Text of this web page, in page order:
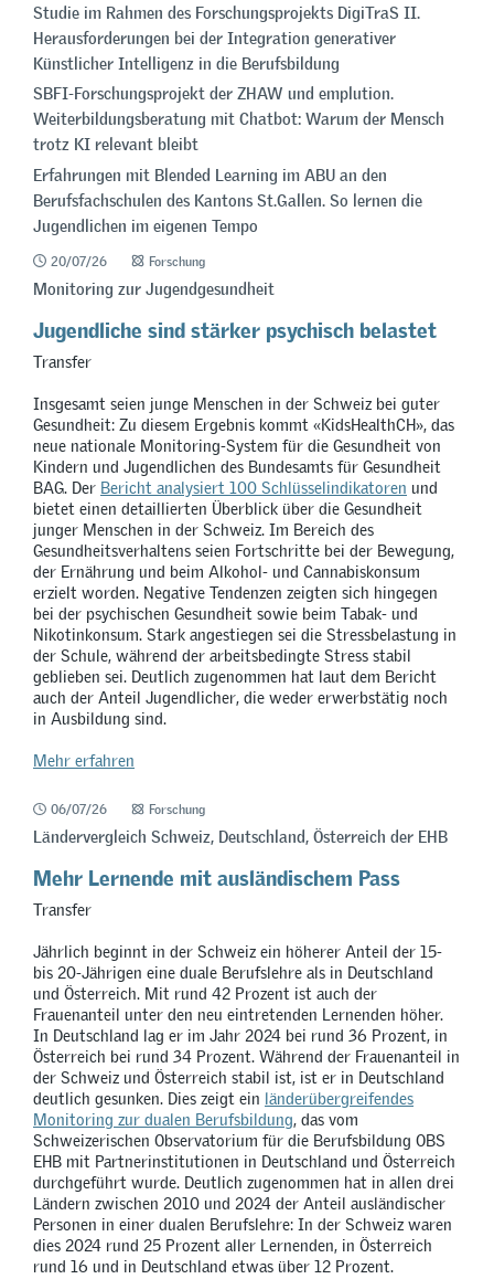
Studie im Rahmen des Forschungsprojekts DigiTraS II.
Herausforderungen bei der Integration generativer
Künstlicher Intelligenz in die Berufsbildung
SBFI-Forschungsprojekt der ZHAW und emplution.
Weiterbildungsberatung mit Chatbot: Warum der Mensch
trotz KI relevant bleibt
Erfahrungen mit Blended Learning im ABU an den
Berufsfachschulen des Kantons St.Gallen. So lernen die
Jugendlichen im eigenen Tempo
20/07/26 Forschung
Monitoring zur Jugendgesundheit
Jugendliche sind stärker psychisch belastet
Transfer
Insgesamt seien junge Menschen in der Schweiz bei guter
Gesundheit: Zu diesem Ergebnis kommt «KidsHealthCH», das
neue nationale Monitoring-System für die Gesundheit von
Kindern und Jugendlichen des Bundesamts für Gesundheit
BAG. Der Bericht analysiert 100 Schlüsselindikatoren und
bietet einen detaillierten Überblick über die Gesundheit
junger Menschen in der Schweiz. Im Bereich des
Gesundheitsverhaltens seien Fortschritte bei der Bewegung,
der Ernährung und beim Alkohol- und Cannabiskonsum
erzielt worden. Negative Tendenzen zeigten sich hingegen
bei der psychischen Gesundheit sowie beim Tabak- und
Nikotinkonsum. Stark angestiegen sei die Stressbelastung in
der Schule, während der arbeitsbedingte Stress stabil
geblieben sei. Deutlich zugenommen hat laut dem Bericht
auch der Anteil Jugendlicher, die weder erwerbstätig noch
in Ausbildung sind.
Mehr erfahren
06/07/26 Forschung
Ländervergleich Schweiz, Deutschland, Österreich der EHB
Mehr Lernende mit ausländischem Pass
Transfer
Jährlich beginnt in der Schweiz ein höherer Anteil der 15-
bis 20-Jährigen eine duale Berufslehre als in Deutschland
und Österreich. Mit rund 42 Prozent ist auch der
Frauenanteil unter den neu eintretenden Lernenden höher.
In Deutschland lag er im Jahr 2024 bei rund 36 Prozent, in
Österreich bei rund 34 Prozent. Während der Frauenanteil in
der Schweiz und Österreich stabil ist, ist er in Deutschland
deutlich gesunken. Dies zeigt ein länderübergreifendes
Monitoring zur dualen Berufsbildung, das vom
Schweizerischen Observatorium für die Berufsbildung OBS
EHB mit Partnerinstitutionen in Deutschland und Österreich
durchgeführt wurde. Deutlich zugenommen hat in allen drei
Ländern zwischen 2010 und 2024 der Anteil ausländischer
Personen in einer dualen Berufslehre: In der Schweiz waren
dies 2024 rund 25 Prozent aller Lernenden, in Österreich
rund 16 und in Deutschland etwas über 12 Prozent.